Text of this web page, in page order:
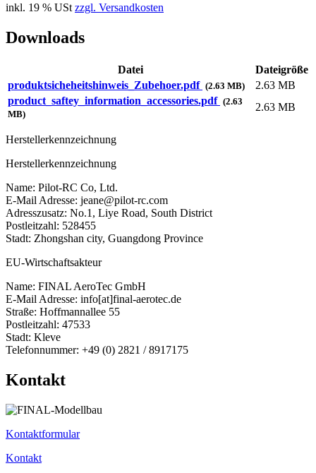
inkl. 19 % USt zzgl. Versandkosten
Downloads
Datei
Dateigröße
produktsicheheitshinweis_Zubehoer.pdf (2.63 MB)
2.63 MB
product_saftey_information_accessories.pdf (2.63
MB)
2.63 MB
Herstellerkennzeichnung
Herstellerkennzeichnung
Name: Pilot-RC Co, Ltd.
E-Mail Adresse: jeane@pilot-rc.com
Adresszusatz: No.1, Liye Road, South District
Postleitzahl: 528455
Stadt: Zhongshan city, Guangdong Province
EU-Wirtschaftsakteur
Name: FINAL AeroTec GmbH
E-Mail Adresse: info[at]final-aerotec.de
Straße: Hoffmannallee 55
Postleitzahl: 47533
Stadt: Kleve
Telefonnummer: +49 (0) 2821 / 8917175
Kontakt
Kontaktformular
Kontakt